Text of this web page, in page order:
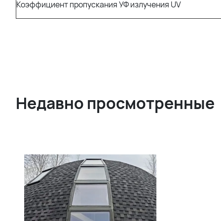
Коэффициент пропускания УФ излучения UV
Недавно просмотренные